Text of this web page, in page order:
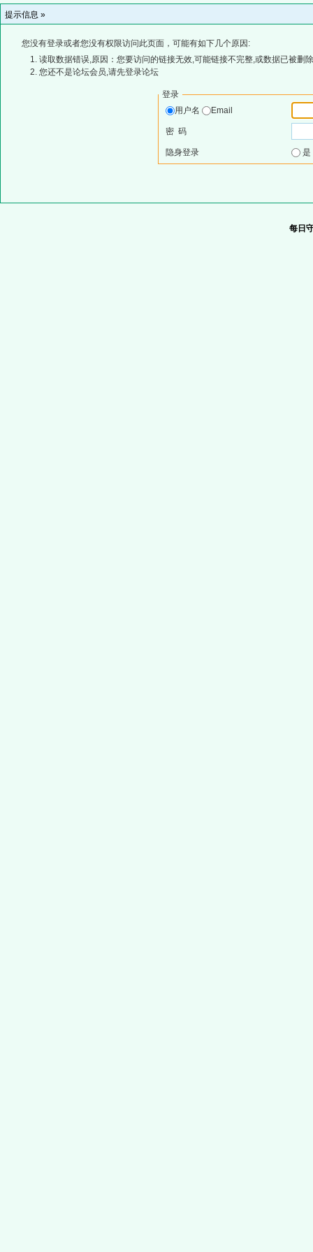
提示信息 »
您没有登录或者您没有权限访问此页面，可能有如下几个原因:
读取数据错误,原因：您要访问的链接无效,可能链接不完整,或数据已被删
您还不是论坛会员,请先登录论坛
登录
用户名
Email
密 码
隐身登录
每日